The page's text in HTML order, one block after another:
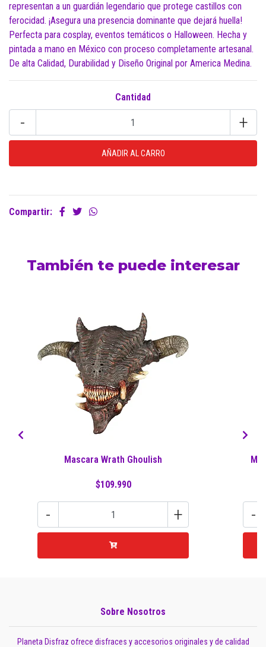
representan a un guardián legendario que protege castillos con
ferocidad. ¡Asegura una presencia dominante que dejará huella!
Perfecta para cosplay, eventos temáticos o Halloween. Hecha y
pintada a mano en México con proceso completamente artesanal.
De alta Calidad, Durabilidad y Diseño Original por America Medina.
Cantidad
- +
Compartir:
También te puede interesar
Mascara Wrath Ghoulish
$109.990
- + -
Sobre Nosotros
Planeta Disfraz ofrece disfraces y accesorios originales y de calidad